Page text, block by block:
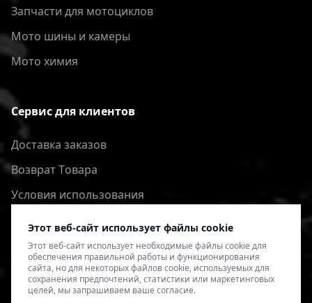
Этот веб-сайт использует файлы cookie
Этот веб-сайт использует необходимые файлы cookie для
обеспечения правильной работы и функционирования
сайта, но для некоторых файлов cookie, используемых для
сохранения предпочтений, статистики или маркетинговых
целей, мы запрашиваем ваше согласие.
Запчасти для мотоциклов
Мото шины и камеры
Мото химия
Сервис для клиентов
Доставка заказов
Bозврат Tовара
Условия использования
Политика конфиденциальности